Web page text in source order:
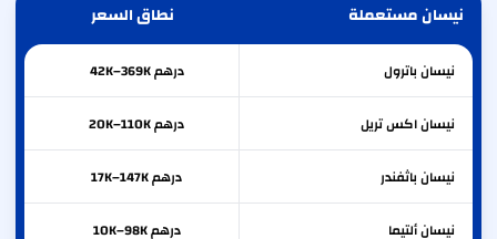
نيسان مستعملة نطاق السعر
نيسان باترول درهم 42K–369K
نيساناكس تريل درهم 20K–110K
نيسان باثفندر درهم 17K–147K
نيسانألتيما درهم 10K–98K